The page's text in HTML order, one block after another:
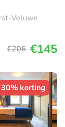
Veluwe
€206 €145
30% korting